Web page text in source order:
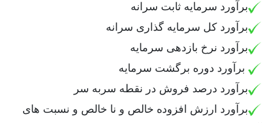
برآورد سرمایه ثابت سرانه
برآورد کل سرمایه گذاری سرانه
برآورد نرخ بازدهی سرمایه
برآورد دوره برگشت سرمایه
برآورد درصد فروش در نقطه سربه سر
برآورد ارزش افزوده خالص و نا خالص و نسبت های